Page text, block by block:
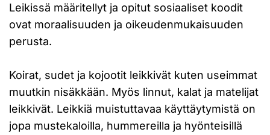
Leikissä määritellyt ja opitut sosiaaliset koodit
ovat moraalisuuden ja oikeudenmukaisuuden
perusta.
Koirat, sudet ja kojootit leikkivät kuten useimmat
muutkin nisäkkään. Myös linnut, kalat ja matelijat
leikkivät. Leikkiä muistuttavaa käyttäytymistä on
jopa mustekaloilla, hummereilla ja hyönteisillä